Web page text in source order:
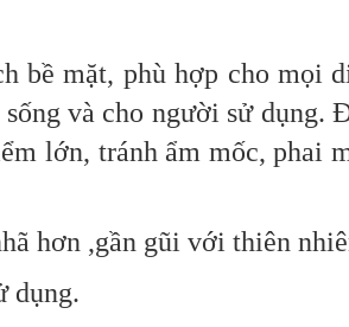
bề mặt, phù hợp cho mọi
và cho người sử dụng.
lớn, tránh ẩm mốc, phai
hơn ,gần gũi với thiên
dụng.